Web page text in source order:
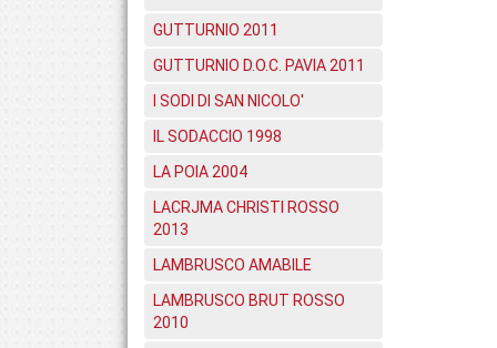
GUTTURNIO 2011
GUTTURNIO D.O.C. PAVIA 2011
I SODI DI SAN NICOLO'
IL SODACCIO 1998
LA POIA 2004
LACRJMA CHRISTI ROSSO
2013
LAMBRUSCO AMABILE
LAMBRUSCO BRUT ROSSO
2010